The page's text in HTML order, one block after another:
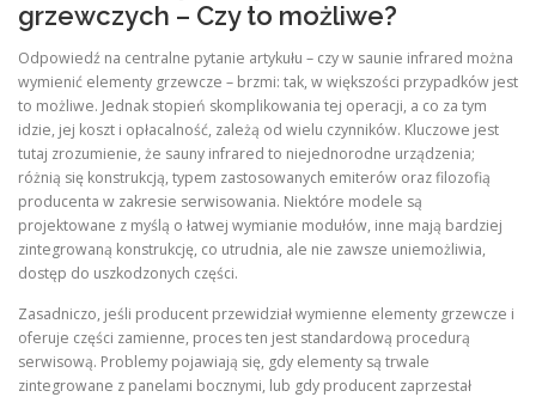
grzewczych – Czy to możliwe?
Odpowiedź na centralne pytanie artykułu – czy w saunie infrared można
wymienić elementy grzewcze – brzmi: tak, w większości przypadków jest
to możliwe. Jednak stopień skomplikowania tej operacji, a co za tym
idzie, jej koszt i opłacalność, zależą od wielu czynników. Kluczowe jest
tutaj zrozumienie, że sauny infrared to niejednorodne urządzenia;
różnią się konstrukcją, typem zastosowanych emiterów oraz filozofią
producenta w zakresie serwisowania. Niektóre modele są
projektowane z myślą o łatwej wymianie modułów, inne mają bardziej
zintegrowaną konstrukcję, co utrudnia, ale nie zawsze uniemożliwia,
dostęp do uszkodzonych części.
Zasadniczo, jeśli producent przewidział wymienne elementy grzewcze i
oferuje części zamienne, proces ten jest standardową procedurą
serwisową. Problemy pojawiają się, gdy elementy są trwale
zintegrowane z panelami bocznymi, lub gdy producent zaprzestał